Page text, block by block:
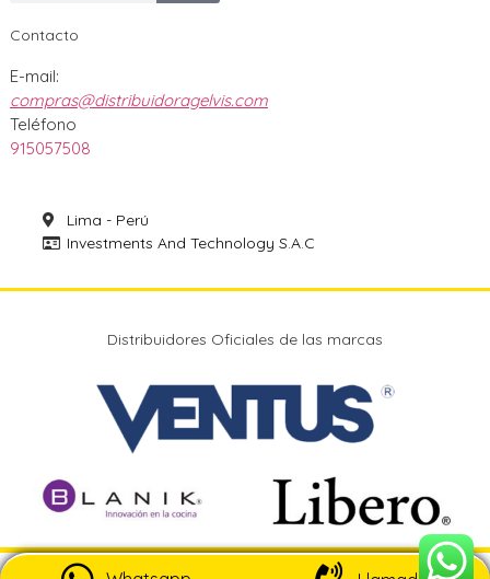
Contacto
E-mail:
compras@distribuidoragelvis.com
Teléfono
915057508
Lima - Perú
Investments And Technology S.A.C
Distribuidores Oficiales de las marcas